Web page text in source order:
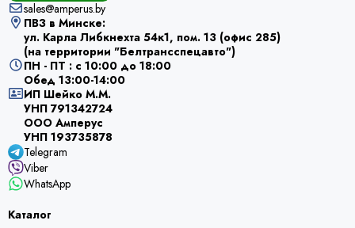
sales@amperus.by
ПВЗ в Минске:
ул. Карла Либкнехта 54к1, пом. 13 (офис 285)
(на территории "Белтрансспецавто")
ПН - ПТ : с 10:00 до 18:00
Обед 13:00-14:00
ИП Шейко М.М.
УНП 791342724
ООО Амперус
УНП 193735878
Telegram
Viber
WhatsApp
Каталог